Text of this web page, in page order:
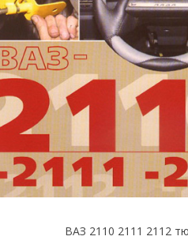
ВАЗ 2110 2111 2112